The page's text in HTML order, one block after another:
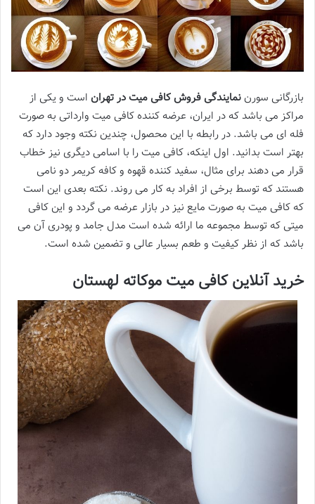
بازرگانی سورننمایندگی فروش کافی میت در تهران است و یکی از
مراکز می باشد که در ایران، عرضه کننده کافی میت وارداتی به صورت
فله ای می باشد. در رابطه با این محصول، چندین نکته وجود دارد که
بهتر است بدانید. اول اینکه، کافی میت را با اسامی دیگری نیز خطاب
قرار می دهند برای مثال، سفید کننده قهوه و کافه کریمر دو نامی
هستند که توسط برخی از افراد به کار می روند. نکته بعدی این است
که کافی میت به صورت مایع نیز در بازار عرضه می گردد و این کافی
میتی که توسط مجموعه ما ارائه شده است مدل جامد و پودری آن می
باشد که از نظر کیفیت و طعم بسیار عالی و تضمین شده است.
خرید آنلاین کافی میت موکاته لهستان